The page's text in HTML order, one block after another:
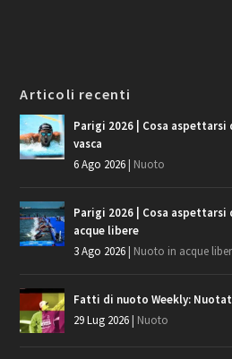
Articoli recenti
Parigi 2026 | Cosa
vasca
6 Ago 2026| Nuoto
Parigi 2026 | Cosa
acque libere
3 Ago 2026| Nuoto in acque
Fatti di nuoto Weekly:
29 Lug 2026| Nuoto